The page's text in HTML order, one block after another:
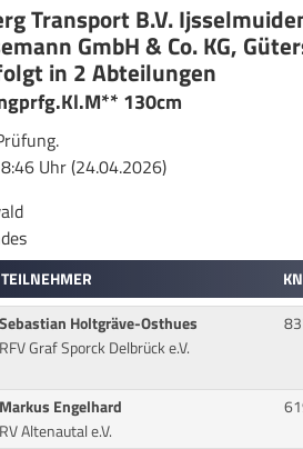
Transport B.V.
GmbH & Co. KG,
in 2 Abteilungen
130cm
Uhr (24.04.2026)
TEILNEHMER
Sebastian Holtgräve-Osthues
RFV Graf Sporck Delbrück e.V.
Markus Engelhard
RV Altenautal e.V.